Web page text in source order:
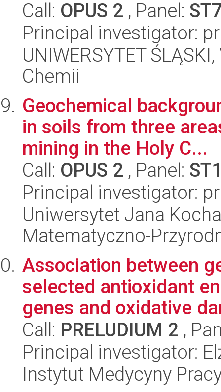
Call: OPUS 2 , Panel:
Principal investigator:
UNIWERSYTET
Chemii
Geochemical
in soils from three
mining in the Holy C...
Call: OPUS 2 , Panel:
Principal investigator:
Uniwersytet Jana
Matematyczno-
Association between
selected antioxidant
genes and oxidative
Call: PRELUDIUM 2 ,
Principal investigator:
Instytut Medycyny